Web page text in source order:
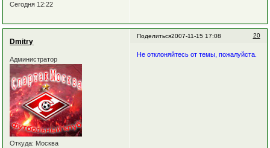
Сегодня 12:22
Поделиться 20
2007-11-15 17:08
Dmitry
Администратор
Откуда: Москва
Не отклоняйтесь от темы, пожалуйста.